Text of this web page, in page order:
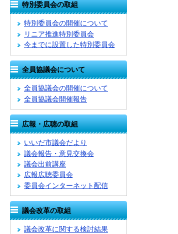
特別委員会の取組
特別委員会の開催について
リニア推進特別委員会
今までに設置した特別委員会
全員協議会について
全員協議会の開催について
全員協議会開催報告
広報・広聴の取組
いいだ市議会だより
議会報告・意見交換会
議会出前講座
広報広聴委員会
委員会インターネット配信
議会改革の取組
議会改革に関する検討結果